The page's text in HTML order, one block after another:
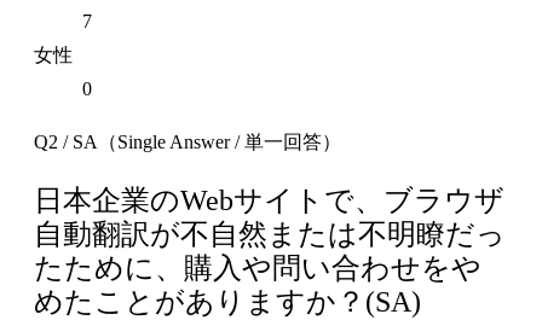
7
女性
0
Q2 / SA（Single Answer / 単一回答）
日本企業のWebサイトで、ブラウザ
自動翻訳が不自然または不明瞭だっ
たために、購入や問い合わせをや
めたことがありますか？(SA)